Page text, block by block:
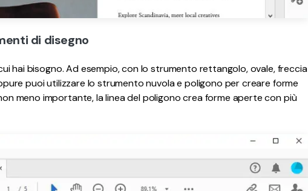
di disegno
hai bisogno. Ad esempio, con lo strumento rettangolo, ovale, freccia
puoi utilizzare lo strumento nuvola e poligono per creare forme
meno importante, la linea del poligono crea forme aperte con più